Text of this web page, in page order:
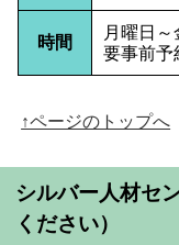
時間
月曜日
要事前予
↑ページのトップへ
シルバー人材セ
ください）